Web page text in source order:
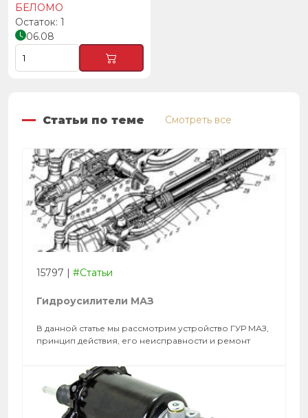
БЕЛОМО
1
06.08
Статьи по теме Смотреть все
15797 | #Статьи
Гидроусилители МАЗ
В данной статье мы рассмотрим устройство ГУР МАЗ,
принцип действия, его неисправности и ремонт